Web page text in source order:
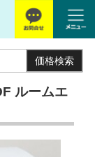
価格検索
ルームエ